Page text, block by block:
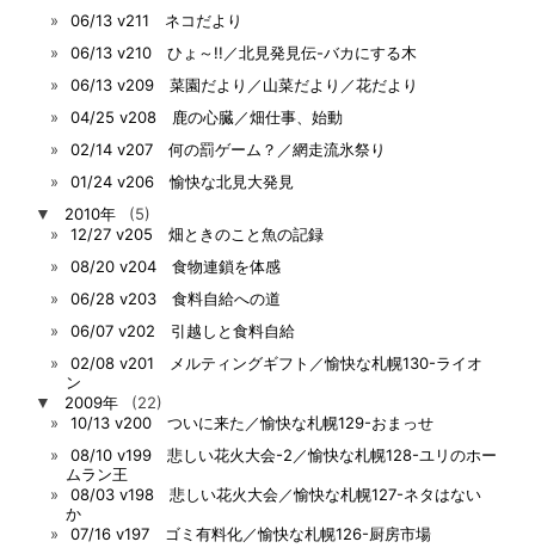
06/13 v211 ネコだより
06/13 v210 ひょ～!!／北見発見伝-バカにする木
06/13 v209 菜園だより／山菜だより／花だより
04/25 v208 鹿の心臓／畑仕事、始動
02/14 v207 何の罰ゲーム？／網走流氷祭り
01/24 v206 愉快な北見大発見
▼
2010年
(5)
12/27 v205 畑ときのこと魚の記録
08/20 v204 食物連鎖を体感
06/28 v203 食料自給への道
06/07 v202 引越しと食料自給
02/08 v201 メルティングギフト／愉快な札幌130-ライオ
ン
▼
2009年
(22)
10/13 v200 ついに来た／愉快な札幌129-おまっせ
08/10 v199 悲しい花火大会-2／愉快な札幌128-ユリのホー
ムラン王
08/03 v198 悲しい花火大会／愉快な札幌127-ネタはない
か
07/16 v197 ゴミ有料化／愉快な札幌126-厨房市場